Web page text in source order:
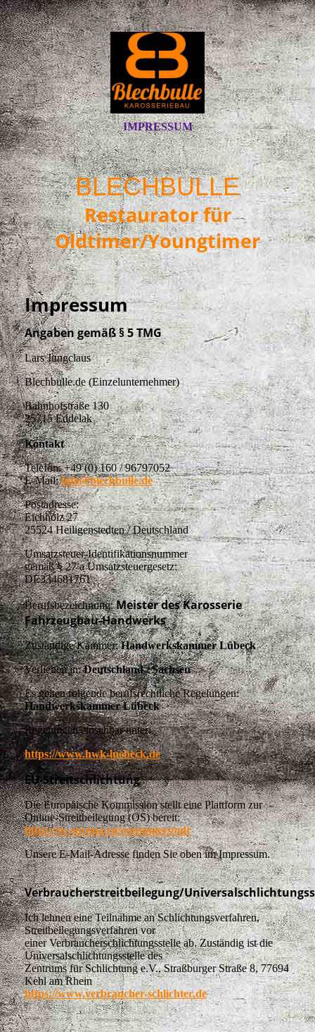
IMPRESSUM
BLECHBULLE
Restaurator für
Oldtimer/Youngtimer
Impressum
Angaben gemäß § 5 TMG
Lars Jungclaus
Blechbulle.de (Einzelunternehmer)
Bahnhofstraße 130
25715 Eddelak
Kontakt
Telefon: +49 (0) 160 / 96797052
E-Mail:info@blechbulle.de
Postadresse:
Eichholz 27
25524 Heiligenstedten / Deutschland
Umsatzsteuer-Identifikationsnummer
gemäß § 27 a Umsatzsteuergesetz:
DE334681761
Berufsbezeichnung:Meister des Karosserie
Fahrzeugbau-Handwerks
Zuständige Kammer:Handwerkskammer Lübeck
Verliehen in:Deutschland / Sachsen
Es gelten folgende berufsrechtliche Regelungen:
Handwerkskammer Lübeck
Regelungen einsehbar unter:
https://www.hwk-luebeck.de
EU-Streitschlichtung
Die Europäische Kommission stellt eine Plattform zur
Online-Streitbeilegung (OS) bereit:
https://ec.europa.eu/consumers/odr
Unsere E-Mail-Adresse finden Sie oben im Impressum.
Verbraucherstreitbeilegung/
Ich lehnen eine Teilnahme an Schlichtungsverfahren,
Streitbeilegungsverfahren vor
einer Verbraucherschlichtungsstelle ab. Zuständig ist die
Universalschlichtungsstelle des
Zentrums für Schlichtung e.V., Straßburger Straße 8, 77694
Kehl am Rhein
https://www.verbraucher-schlichter.de